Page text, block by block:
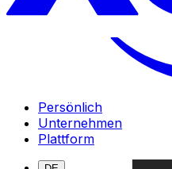
Persönlich
Unternehmen
Plattform